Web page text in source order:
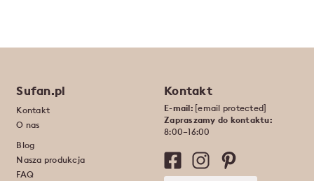
Sufan.pl
Kontakt
O nas
Blog
Nasza produkcja
FAQ
Kontakt
E-mail: [email protected]
Zapraszamy do kontaktu:
8:00–16:00